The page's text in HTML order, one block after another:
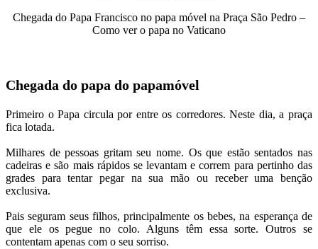
Chegada do Papa Francisco no papa móvel na Praça São Pedro –
Como ver o papa no Vaticano
Chegada do papa do papamóvel
Primeiro o Papa circula por entre os corredores. Neste dia, a praça
fica lotada.
Milhares de pessoas gritam seu nome. Os que estão sentados nas
cadeiras e são mais rápidos se levantam e correm para pertinho das
grades para tentar pegar na sua mão ou receber uma benção
exclusiva.
Pais seguram seus filhos, principalmente os bebes, na esperança de
que ele os pegue no colo. Alguns têm essa sorte. Outros se
contentam apenas com o seu sorriso.